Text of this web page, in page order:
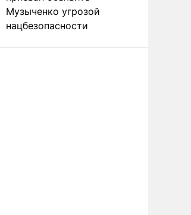
Музыченко угрозой
нацбезопасности